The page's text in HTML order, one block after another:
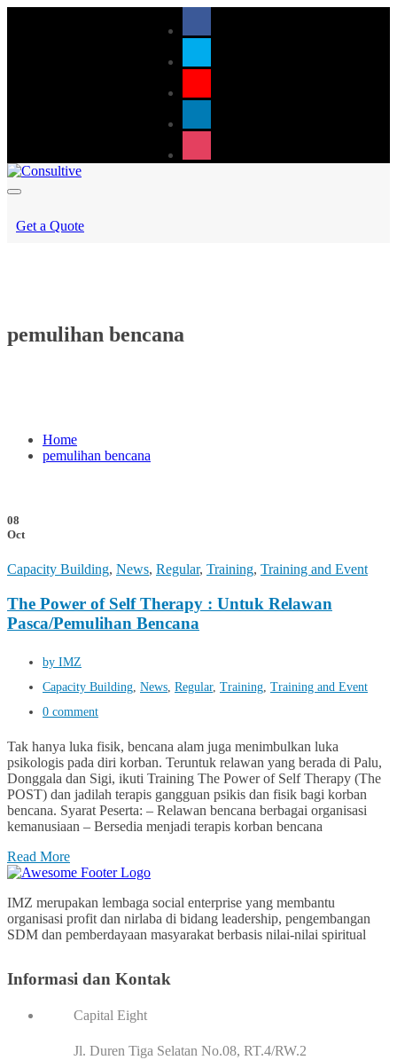
Get a Quote
pemulihan bencana
Home
pemulihan bencana
08
Oct
Capacity Building, News, Regular, Training, Training and Event
The Power of Self Therapy : Untuk Relawan
Pasca/Pemulihan Bencana
by IMZ
Capacity Building News Regular, Training Training and Event
0 comment
Tak hanya luka fisik, bencana alam juga menimbulkan luka
psikologis pada diri korban. Teruntuk relawan yang berada di Palu,
Donggala dan Sigi, ikuti Training The Power of Self Therapy (The
POST) dan jadilah terapis gangguan psikis dan fisik bagi korban
bencana. Syarat Peserta: – Relawan bencana berbagai organisasi
kemanusiaan – Bersedia menjadi terapis korban bencana
Read More
IMZ merupakan lembaga social enterprise yang membantu
organisasi profit dan nirlaba di bidang leadership, pengembangan
SDM dan pemberdayaan masyarakat berbasis nilai-nilai spiritual
Informasi dan Kontak
Capital Eight
Jl. Duren Tiga Selatan No.08, RT.4/RW.2